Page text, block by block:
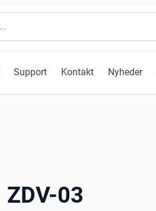
Support Kontakt Nyheder
ZDV-03